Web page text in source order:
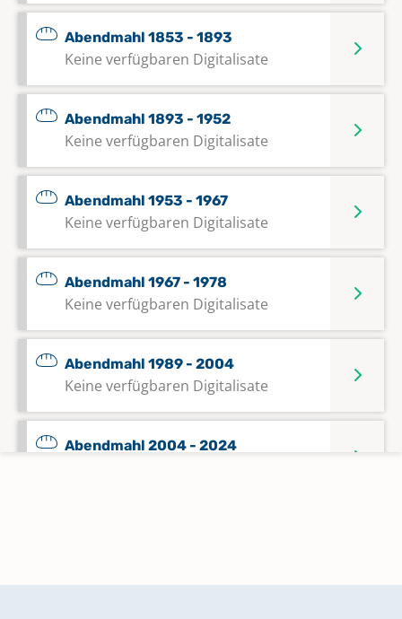
Abendmahl 1853 - 1893
Keine verfügbaren Digitalisate
Abendmahl 1893 - 1952
Keine verfügbaren Digitalisate
Abendmahl 1953 - 1967
Keine verfügbaren Digitalisate
Abendmahl 1967 - 1978
Keine verfügbaren Digitalisate
Abendmahl 1989 - 2004
Keine verfügbaren Digitalisate
Abendmahl 2004 - 2024